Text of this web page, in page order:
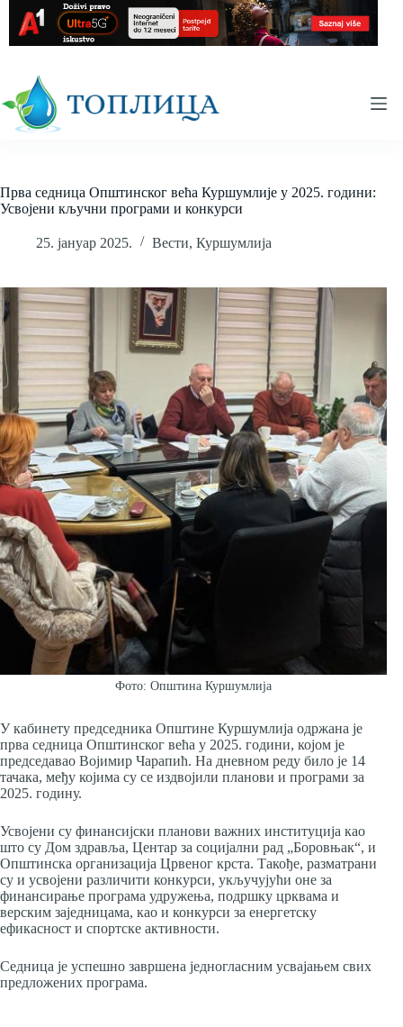
content
Прва седница Општинског већа Куршумлије у 2025. години:
Усвојени кључни програми и конкурси
25. јануар 2025. Вести, Куршумлија
Фото: Општина Куршумлија
У кабинету председника Општине Куршумлија одржана је
прва седница Општинског већа у 2025. години, којом је
председавао Војимир Чарапић. На дневном реду било је 14
тачака, међу којима су се издвојили планови и програми за
2025. годину.
Усвојени су финансијски планови важних институција као
што су Дом здравља, Центар за социјални рад „Боровњак“, и
Општинска организација Црвеног крста. Такође, разматрани
су и усвојени различити конкурси, укључујући оне за
финансирање програма удружења, подршку црквама и
верским заједницама, као и конкурси за енергетску
ефикасност и спортске активности.
Седница је успешно завршена једногласним усвајањем свих
предложених програма.